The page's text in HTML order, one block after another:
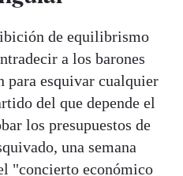
de equilibrismo
a los barones
para esquivar cualquier
del que depende el
los presupuestos de
una semana
"concierto económico